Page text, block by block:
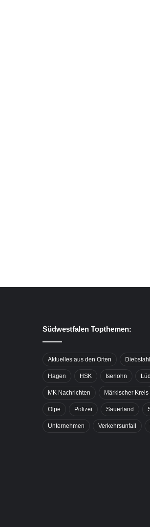
Südwestfalen Topthemen:
Aktuelles aus den Orten Diebstahl
Hagen HSK Iserlohn
MK Nachrichten Märkischer Kreis
Olpe Polizei Sauerland
Unternehmen Verkehrsunfall